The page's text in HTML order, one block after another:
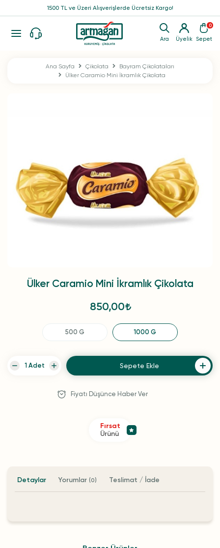
Ara Üyelik
0
Sepet
1500 TL ve Üzeri Alışverişlerde Ücretsiz Kargo!
Ana Sayfa Çikolata
Bayram Çikolataları
Ülker Caramio Mini İkramlık Çikolata
Ülker Caramio Mini İkramlık Çikolata
850,00
500 G 1000 G
Sepete Ekle
Fiyatı Düşünce Haber Ver
Fırsat
Ürünü
Detaylar Yorumlar (0) Teslimat / İade